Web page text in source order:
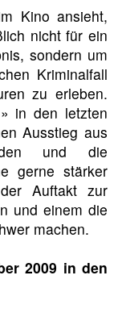
Kino ansieht,
nicht für ein
sondern um
Kriminalfall
zu erleben.
in den letzten
Ausstieg aus
und die
gerne stärker
Auftakt zur
und einem die
machen.
2009 in den